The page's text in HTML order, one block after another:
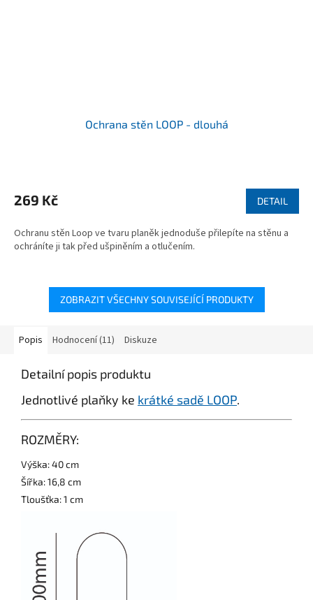
Ochrana stěn LOOP - dlouhá
produktu
je
z
5
269 Kč DETAIL
Ochranu stěn Loop ve tvaru planěk jednoduše přilepíte na stěnu a
ochráníte ji tak před ušpiněním a otlučením.
ZOBRAZIT VŠECHNY SOUVISEJÍCÍ PRODUKTY
Popis Hodnocení (11) Diskuze
Detailní popis produktu
Jednotlivé plaňky ke krátké sadě LOOP.
ROZMĚRY:
Výška: 40 cm
Šířka: 16,8 cm
Tloušťka: 1 cm